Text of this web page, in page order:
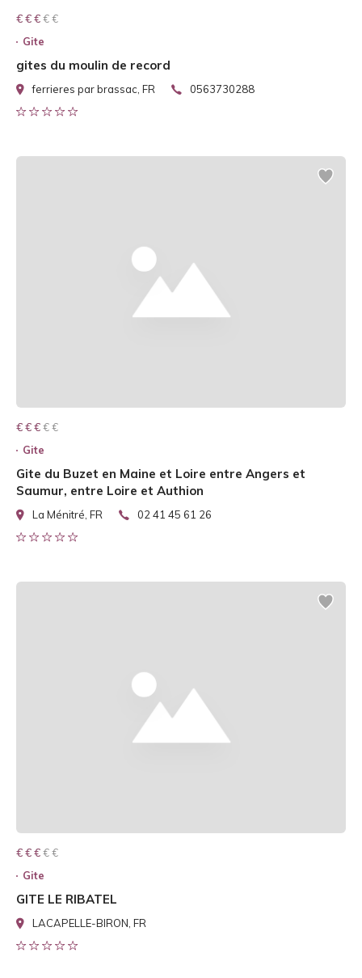
€ € € € €
€ € €
Gite
gites du moulin de record
ferrieres par brassac, FR 0563730288
€ € € € €
€ € €
Gite
Gite du Buzet en Maine et Loire entre Angers et
Saumur, entre Loire et Authion
La Ménitré, FR 02 41 45 61 26
€ € € € €
€ € €
Gite
GITE LE RIBATEL
LACAPELLE-BIRON, FR